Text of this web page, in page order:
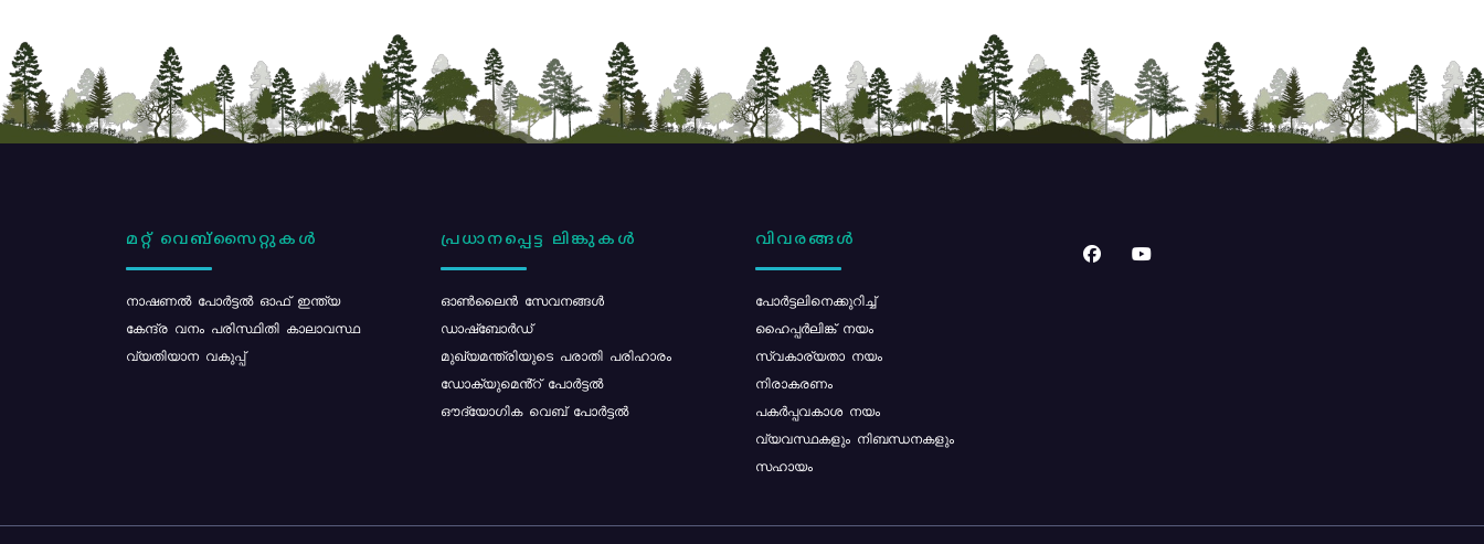
മറ്റ് വെബ്സൈറ്റുകൾ
നാഷണൽ പോർട്ടൽ ഓഫ് ഇന്ത്യ
കേന്ദ്ര വനം പരിസ്ഥിതി കാലാവസ്ഥ
വ്യതിയാന വകുപ്പ്
പ്രധാനപ്പെട്ട ലിങ്കുകൾ
ഓൺലൈൻ സേവനങ്ങൾ
ഡാഷ്ബോർഡ്
മുഖ്യമന്ത്രിയുടെ പരാതി പരിഹാരം
ഡോക്യുമെൻ്റ് പോർട്ടൽ
ഔദ്യോഗിക വെബ് പോർട്ടൽ
വിവരങ്ങൾ
പോര്‍ട്ടലിനെക്കുറിച്ച്
ഹൈപ്പർലിങ്ക് നയം
സ്വകാര്യതാ നയം
നിരാകരണം
പകർപ്പവകാശ നയം
വ്യവസ്ഥകളും നിബന്ധനകളും
സഹായം